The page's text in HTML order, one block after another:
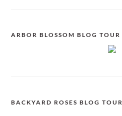
ARBOR BLOSSOM BLOG TOUR
BACKYARD ROSES BLOG TOUR